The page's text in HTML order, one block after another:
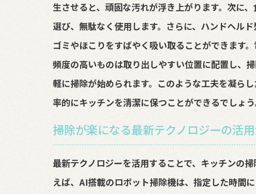
生させると、頑固な汚れが浮き上がります。次に
選び、無駄なく使用します。さらに、ハンドヘル
ゴミやほこりをすばやく吸い取ることができます
頻度の高いものは取り出しやすい位置に配置し、
軽に掃除が始められます。このような工夫を凝ら
率的にキッチンを清潔に保つことができるでしょう
掃除が楽になる最新テクノロジーの活
最新テクノロジーを活用することで、キッチンの
えば、AI搭載のロボット掃除機は、指定した時間